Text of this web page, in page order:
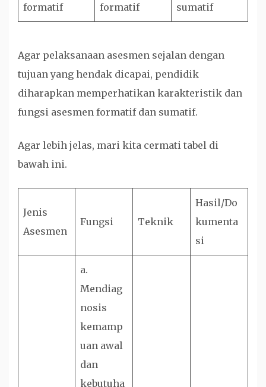
formatif
formatif
sumatif
Agar pelaksanaan asesmen sejalan dengan
tujuan yang hendak dicapai, pendidik
diharapkan memperhatikan karakteristik dan
fungsi asesmen formatif dan sumatif.
Agar lebih jelas, mari kita cermati tabel di
bawah ini.
Jenis
Asesmen
Fungsi Teknik
Hasil/Do
kumenta
si
a.
Mendiag
nosis
kemamp
uan awal
dan
kebutuha